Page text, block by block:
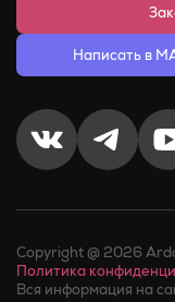
Написать в
Copyright @ 2026
Политика
Вся информация на